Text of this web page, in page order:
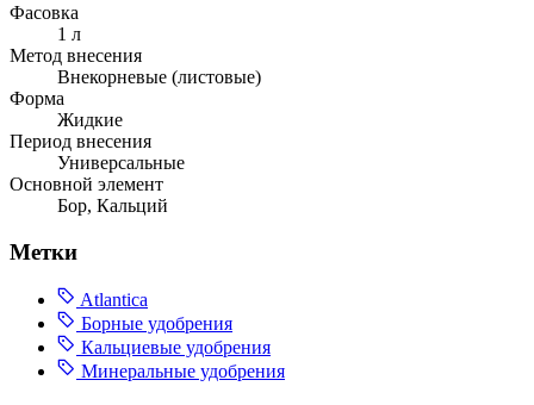
Фасовка
1 л
Метод внесения
Внекорневые (листовые)
Форма
Жидкие
Период внесения
Универсальные
Основной элемент
Бор, Кальций
Метки
Atlantica
Борные удобрения
Кальциевые удобрения
Минеральные удобрения